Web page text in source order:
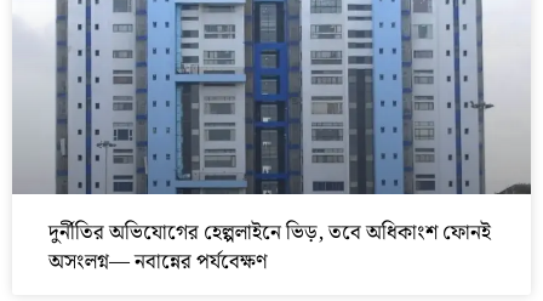
দুর্নীতির অভিযোগের হেল্পলাইনে ভিড়, তবে অধিকাংশ ফোনই
অসংলগ্ন— নবান্নের পর্যবেক্ষণ